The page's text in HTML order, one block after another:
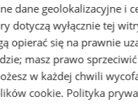
dane geolokalizacyjne i
dotyczą wyłącznie tej
opierać się na prawnie
masz prawo
w każdej chwili
cookie. Polityka